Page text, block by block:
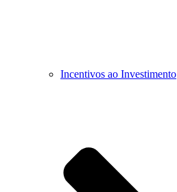
Incentivos ao Investimento